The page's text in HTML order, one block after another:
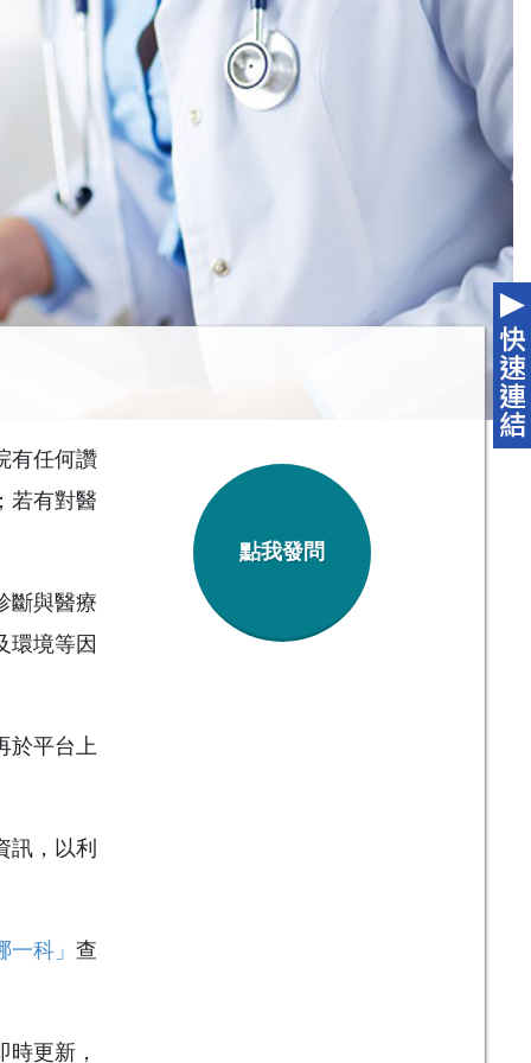
有任何讚
若有對醫
斷與醫療
環境等因
於平台上
，以利
一科」 查
更新，
點我發問